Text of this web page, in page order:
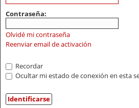
Contraseña:
Olvidé mi contraseña
Reenviar email de activación
Recordar
Ocultar mi estado de conexión en esta